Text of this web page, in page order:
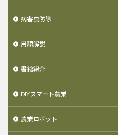
病害虫防除
用語解説
書籍紹介
DIYスマート農業
農業ロボット